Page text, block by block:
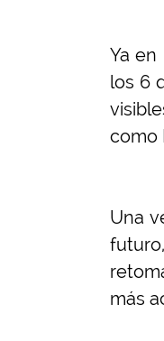
Ya
los 6
como
Una
más